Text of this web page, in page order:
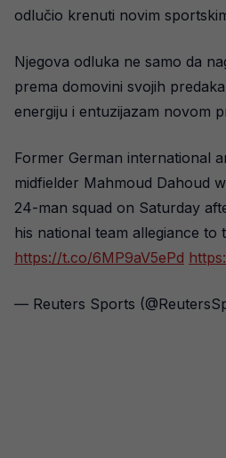
odlučio krenuti novim
Njegova odluka ne samo da
prema domovini svojih
energiju i entuzijazam novom
Former German international
midfielder Mahmoud Dahoud
24-man squad on Saturday
his national team allegiance to
https://t.co/6MP9aV5ePd
— Reuters Sports